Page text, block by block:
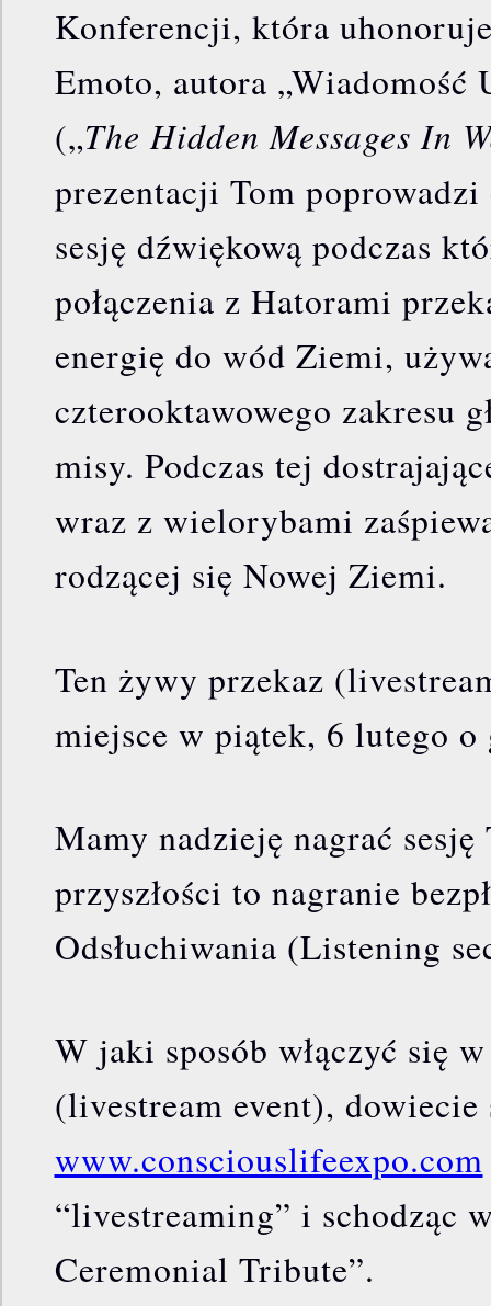
Konferencji, która
Emoto, autora „Wiadomość
(„The Hidden Messages In
prezentacji Tom
sesję dźwiękową podczas
połączenia z Hatorami
energię do wód Ziemi,
czterooktawowego zakresu
misy. Podczas tej
wraz z wielorybami
rodzącej się Nowej Ziemi.
Ten żywy przekaz
miejsce w piątek, 6 lutego o
Mamy nadzieję nagrać
przyszłości to nagranie
Odsłuchiwania (Listening
W jaki sposób włączyć się
(livestream event), dowiecie
www.consciouslifeexpo.com
“livestreaming” i schodząc
Ceremonial Tribute”.